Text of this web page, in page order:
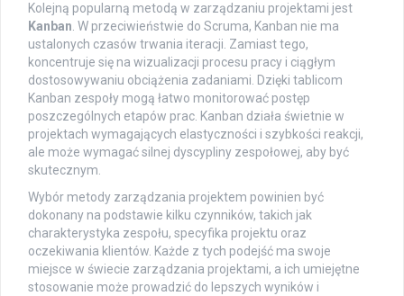
Kolejną popularną metodą w zarządzaniu projektami jest
Kanban . W przeciwieństwie do Scruma, Kanban nie ma
ustalonych czasów trwania iteracji. Zamiast tego,
koncentruje się na wizualizacji procesu pracy i ciągłym
dostosowywaniu obciążenia zadaniami. Dzięki tablicom
Kanban zespoły mogą łatwo monitorować postęp
poszczególnych etapów prac. Kanban działa świetnie w
projektach wymagających elastyczności i szybkości reakcji,
ale może wymagać silnej dyscypliny zespołowej, aby być
skutecznym.
Wybór metody zarządzania projektem powinien być
dokonany na podstawie kilku czynników, takich jak
charakterystyka zespołu, specyfika projektu oraz
oczekiwania klientów. Każde z tych podejść ma swoje
miejsce w świecie zarządzania projektami, a ich umiejętne
stosowanie może prowadzić do lepszych wyników i